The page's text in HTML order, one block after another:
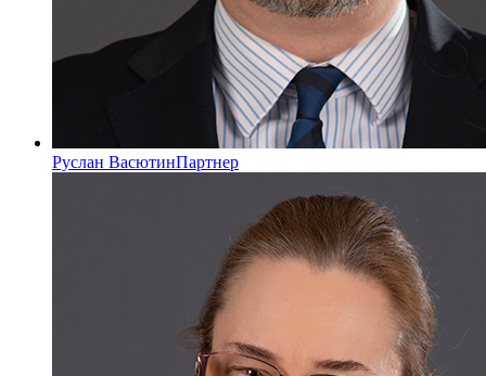
Руслан ВасютинПартнер